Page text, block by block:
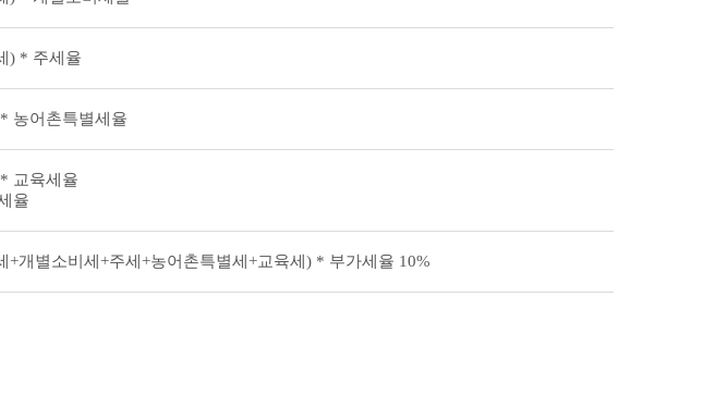
) * 주세율
농어촌특별세율
교육세율
율
+개별소비세+주세+농어촌특별세+교육세) * 부가세율 10%